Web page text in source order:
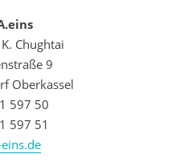
Chughtai
9
Oberkassel
597 50
597 51